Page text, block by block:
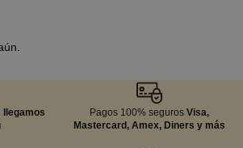
llegamos
Pagos 100% seguros Visa,
Mastercard, Amex, Diners y más